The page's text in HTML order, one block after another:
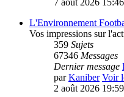
L'Environnement
Vos impressions sur
359 Sujets
67346 Messages
Dernier message
parKaniber Voir
2 août 2026 19:59